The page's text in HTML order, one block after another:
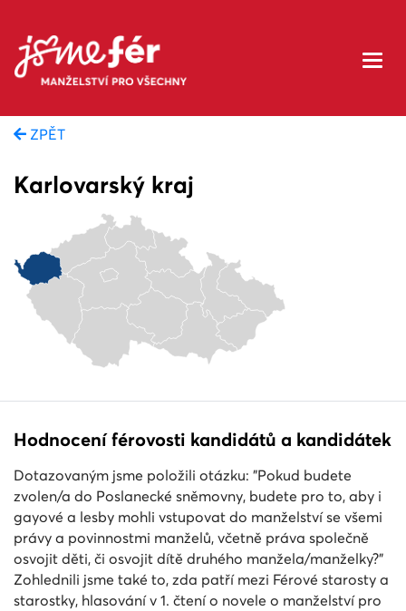
ZPĚT
Karlovarský kraj
Hodnocení férovosti kandidátů a kandidátek
Dotazovaným jsme položili otázku: "Pokud budete
zvolen/a do Poslanecké sněmovny, budete pro to, aby i
gayové a lesby mohli vstupovat do manželství se všemi
právy a povinnostmi manželů, včetně práva společně
osvojit děti, či osvojit dítě druhého manžela/manželky?"
Zohlednili jsme také to, zda patří mezi Férové starosty a
starostky, hlasování v 1. čtení o novele o manželství pro